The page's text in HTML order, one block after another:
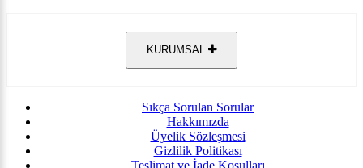
KURUMSAL
Sıkça Sorulan Sorular
Hakkımızda
Üyelik Sözleşmesi
Gizlilik Politikası